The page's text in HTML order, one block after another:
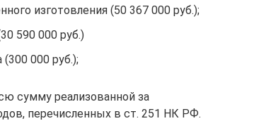
изготовления (50 367 000 руб.);
590 000 руб.)
000 руб.);
сумму реализованной за
перечисленных в ст. 251 НК РФ.